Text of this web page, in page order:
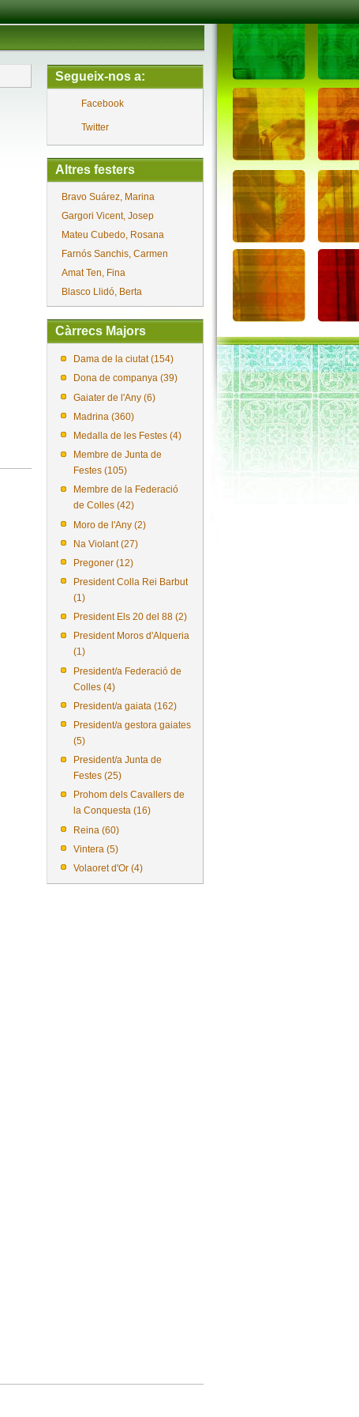
Segueix-nos a:
Facebook
Twitter
Altres festers
Bravo Suárez, Marina
Gargori Vicent, Josep
Mateu Cubedo, Rosana
Farnós Sanchis, Carmen
Amat Ten, Fina
Blasco Llidó, Berta
Càrrecs Majors
Dama de la ciutat (154)
Dona de companya (39)
Gaiater de l'Any (6)
Madrina (360)
Medalla de les Festes (4)
Membre de Junta de
Festes (105)
Membre de la Federació
de Colles (42)
Moro de l'Any (2)
Na Violant (27)
Pregoner (12)
President Colla Rei Barbut
(1)
President Els 20 del 88 (2)
President Moros d'Alqueria
(1)
President/a Federació de
Colles (4)
President/a gaiata (162)
President/a gestora gaiates
(5)
President/a Junta de
Festes (25)
Prohom dels Cavallers de
la Conquesta (16)
Reina (60)
Vintera (5)
Volaoret d'Or (4)